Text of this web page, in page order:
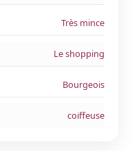
Très mince
Le shopping
Bourgeois
coiffeuse